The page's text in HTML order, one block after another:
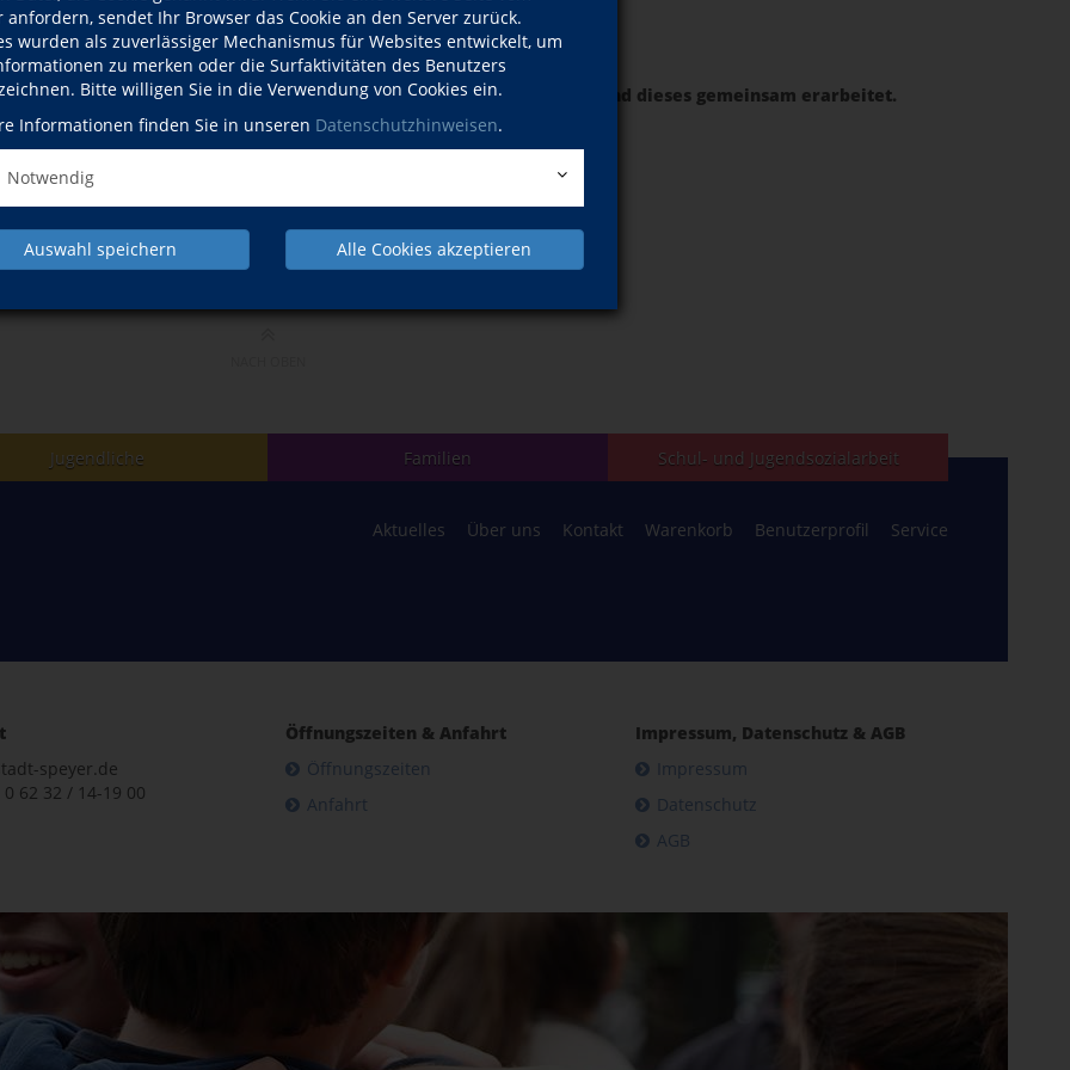
anfordern, sendet Ihr Browser das Cookie an den Server zurück.
wurden als zuverlässiger Mechanismus für Websites entwickelt, um
zu merken oder die Surfaktivitäten des Benutzers
Bitte willigen Sie in die Verwendung von Cookies ein.
Informationen finden Sie in unseren Datenschutzhinweisen.
Notwendig
Auswahl speichern Alle Cookies akzeptieren
Team intensiv mit dem Thema Schutzkonzept auseinandergesetzt und dieses gemeinsam erarbeitet.
Jugendliche Familien Schul- und Jugendsozialarbeit
Aktuelles Über uns Kontakt Warenkorb Benutzerprofil Service
speyer.de
62 32 / 14-19 00
Öffnungszeiten & Anfahrt
Öffnungszeiten
Anfahrt
Impressum, Datenschutz & AGB
Impressum
Datenschutz
AGB